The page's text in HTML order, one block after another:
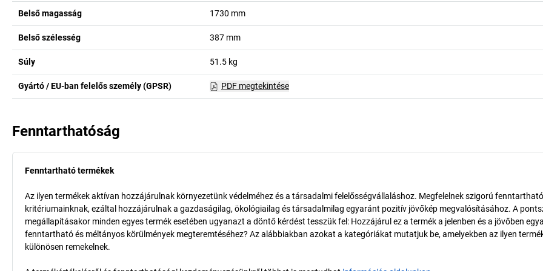
Belső magasság 1730 mm
Belső szélesség 387 mm
Súly 51.5 kg
Gyártó / EU-ban felelős személy (GPSR) PDF megtekintése
Fenntarthatóság
Fenntartható termékek
Az ilyen termékek aktívan hozzájárulnak környezetünk védelméhez és a társadalmi felelősségvállaláshoz. Megfelelnek szigorú
kritériumainknak, ezáltal hozzájárulnak a gazdaságilag, ökológiailag és társadalmilag egyaránt pozitív jövőkép megvalósításához. A
megállapításakor minden egyes termék esetében ugyanazt a döntő kérdést tesszük fel: Hozzájárul ez a termék a jelenben és a jövőben
fenntartható és méltányos körülmények megteremtéséhez? Az alábbiakban azokat a kategóriákat mutatjuk be, amelyekben az ilyen
különösen remekelnek.